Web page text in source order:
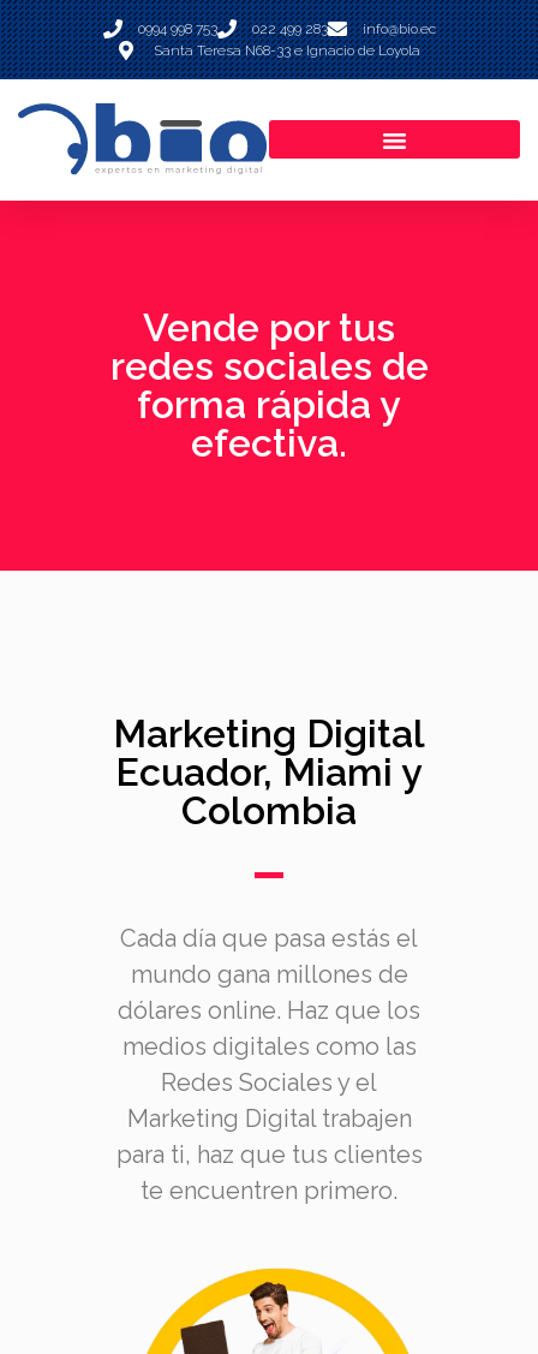
0994 998 753 022 499 283
info@bio.ec
Santa Teresa N68-33 e Ignacio de Loyola
Vende por tus
redes sociales de
forma rápida y
efectiva.
Marketing Digital
Ecuador, Miami y
Colombia
Cada día que pasa estás el
mundo gana millones de
dólares online. Haz que los
medios digitales como las
Redes Sociales y el
Marketing Digital trabajen
para ti, haz que tus clientes
te encuentren primero.